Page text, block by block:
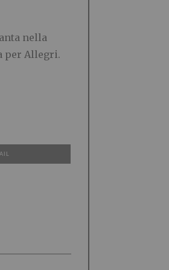
nella
per Allegri.